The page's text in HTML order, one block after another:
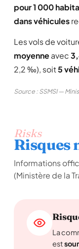
pour 1 000
dans véhicules
Les vols de
moyenneavec
2,2 ‰), soit5
Source : SSMSI —
Risks
Risques
Informations
(Ministère de la
La
est